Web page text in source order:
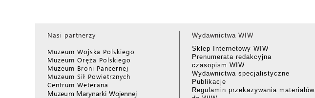
Nasi partnerzy
Muzeum Wojska Polskiego
Muzeum Oręża Polskiego
Muzeum Broni Pancernej
Muzeum Sił Powietrznych
Centrum Weterana
Muzeum Marynarki Wojennej
Wydawnictwa WIW
Sklep Internetowy WIW
Prenumerata redakcyjna
czasopism WIW
Wydawnictwa specjalistyczne
Publikacje
Regulamin przekazywania materiałów